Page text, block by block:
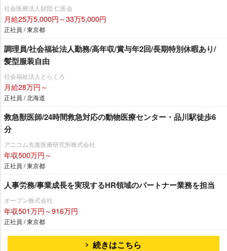
社会医療法人財団 仁医会
月給25万5,000円～33万5,000円
正社員 / 東京都
調理員/社会福祉法人勤務/高年収/賞与年2回/長期特別休暇あり/
髪型服装自由
社会福祉法人とらくろ
月給28万円～
正社員 / 北海道
救急獣医師/24時間救急対応の動物医療センター・品川駅徒歩6
分
アニコム先進医療研究所株式会社
年収500万円～
正社員 / 東京都
人事労務/事業成長を実現するHR領域のパートナー業務を担当
オープン株式会社
年収501万円～916万円
正社員 / 東京都
続きはこちら